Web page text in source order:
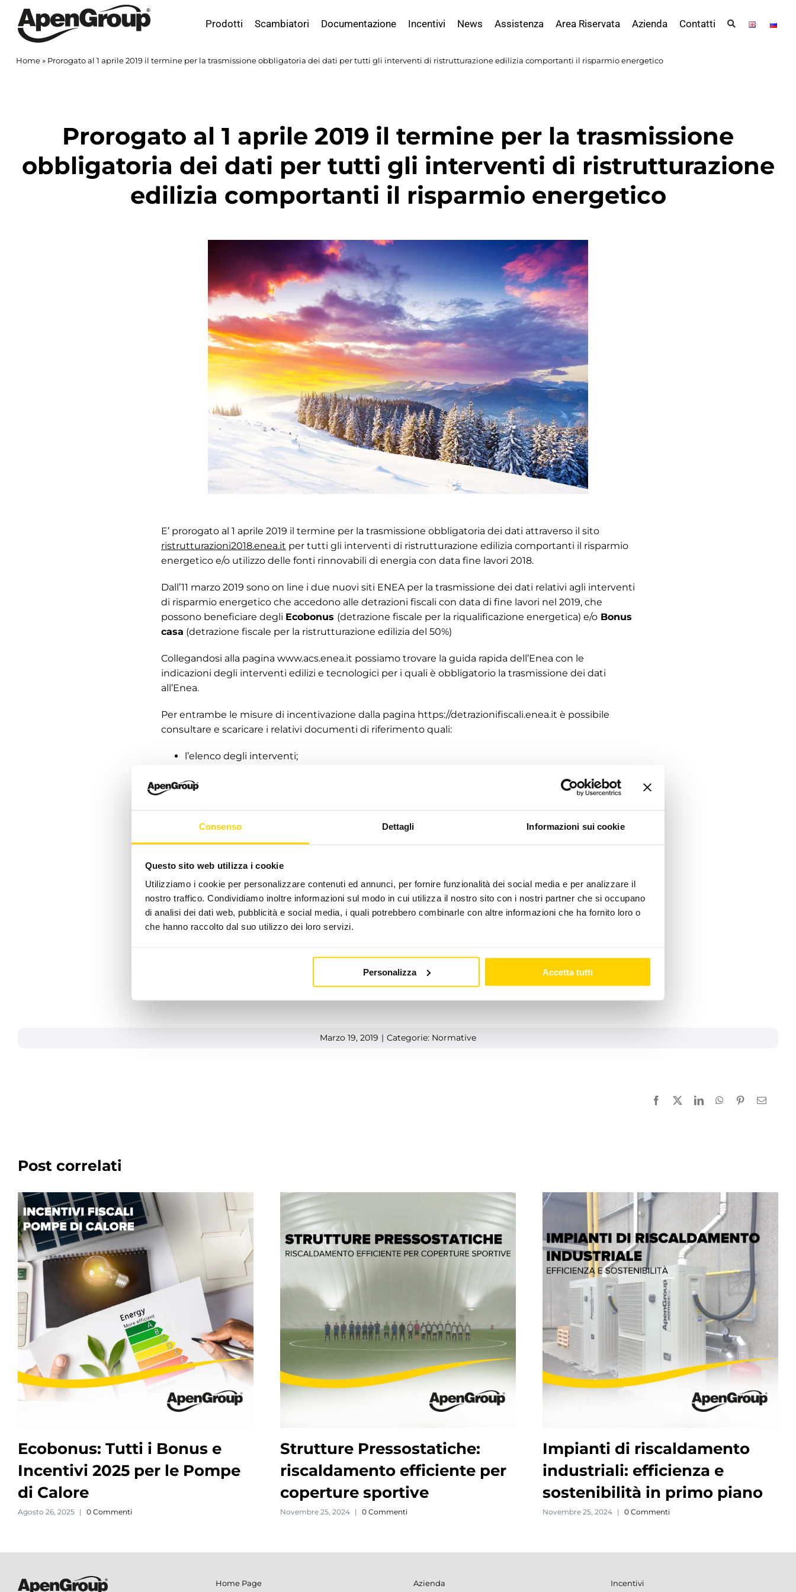
Consenso Dettagli Informazioni sui cookie
Questo sito web utilizza i cookie
Utilizziamo i cookie per personalizzare contenuti ed annunci, per fornire funzionalità dei social media e per analizzare il
nostro traffico. Condividiamo inoltre informazioni sul modo in cui utilizza il nostro sito con i nostri partner che si occupano
di analisi dei dati web, pubblicità e social media, i quali potrebbero combinarle con altre informazioni che ha fornito loro o
che hanno raccolto dal suo utilizzo dei loro servizi.
Personalizza Accetta tutti
contenuto
Prodotti Scambiatori Documentazione Incentivi News Assistenza Area Riservata Azienda Contatti
Home» Prorogato al 1 aprile 2019 il termine per la trasmissione obbligatoria dei dati per tutti gli interventi di ristrutturazione edilizia comportanti il risparmio energetico
Prorogato al 1 aprile 2019 il termine per la trasmissione
obbligatoria dei dati per tutti gli interventi di ristrutturazione
edilizia comportanti il risparmio energetico
immagine
E’ prorogato al 1 aprile 2019 il termine per la trasmissione obbligatoria dei dati attraverso il sito
ristrutturazioni2018.enea.it per tutti gli interventi di ristrutturazione edilizia comportanti il risparmio
energetico e/o utilizzo delle fonti rinnovabili di energia con data fine lavori 2018.
Dall’11 marzo 2019 sono on line i due nuovi siti ENEA per la trasmissione dei dati relativi agli interventi
di risparmio energetico che accedono alle detrazioni fiscali con data di fine lavori nel 2019, che
possono beneficiare degli Ecobonus (detrazione fiscale per la riqualificazione energetica) e/o Bonus
casa (detrazione fiscale per la ristrutturazione edilizia del 50%)
Collegandosi alla pagina www.acs.enea.it possiamo trovare la guida rapida dell’Enea con le
indicazioni degli interventi edilizi e tecnologici per i quali è obbligatorio la trasmissione dei dati
all’Enea.
Per entrambe le misure di incentivazione dalla pagina https://detrazionifiscali.enea.it è possibile
consultare e scaricare i relativi documenti di riferimento quali:
l’elenco degli interventi;
un vademecum
quesiti ai tecnici ENEA cliccando sui link.
Ricordiamo che il termine per la trasmissione dei dati all’ENEA, per entrambi i meccanismi di
detrazione fiscale, è di 90 giorni dalla data di fine lavori, mentre per gli interventi la cui data di fine
lavori è compresa tra il 1° gennaio 2019 e l’11 marzo 2019, il termine di 90 giorni decorrerà dall’11
http://www.enea.it/it/cittadini/detrazioni-fiscali-per-l2019efficienza-
Marzo 19, 2019 | Categorie: Normative
Facebook LinkedInWhatsApp
PinterestEmail
Post correlati
Ecobonus: Tutti i Bonus e
Incentivi 2025 per le Pompe
di Calore
Agosto 26, 2025 | 0 Commenti
Strutture Pressostatiche:
riscaldamento efficiente per
coperture sportive
Novembre 25, 2024 | 0 Commenti
Impianti di riscaldamento
industriali: efficienza e
sostenibilità in primo piano
Novembre 25, 2024 | 0 Commenti
Home Page Azienda Incentivi